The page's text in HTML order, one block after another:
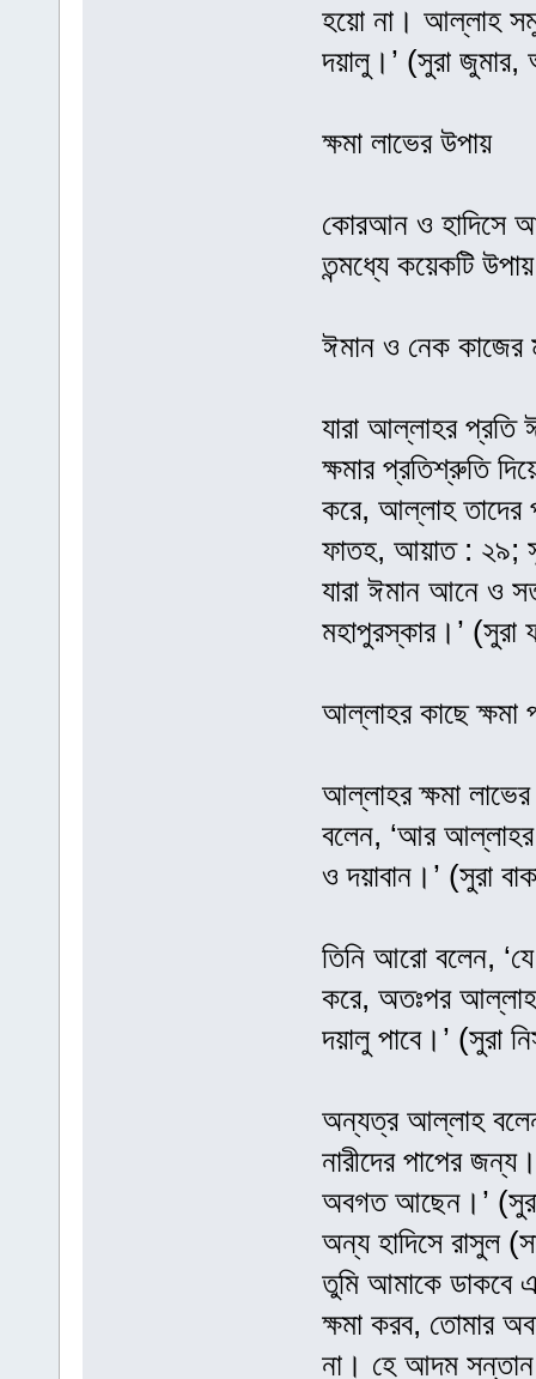
হয়ো না। আল্লাহ
দয়ালু।’ (সুরা
ক্ষমা লাভের উপায়
কোরআন ও হাদিসে
তন্মধ্যে কয়েকটি
ঈমান ও নেক কাজের
যারা আল্লাহর
ক্ষমার প্রতিশ্রুতি
করে, আল্লাহ তাদের
ফাতহ, আয়াত : ২৯;
যারা ঈমান আনে ও
মহাপুরস্কার।’
আল্লাহর কাছে ক্ষমা
আল্লাহর ক্ষমা
বলেন, ‘আর আল্লাহর
ও দয়াবান।’ (সুরা
তিনি আরো বলেন,
করে, অতঃপর
দয়ালু পাবে।’ (সুরা
অন্যত্র আল্লাহ
নারীদের পাপের
অবগত আছেন।’
অন্য হাদিসে রাসুল
তুমি আমাকে ডাকবে
ক্ষমা করব, তোমার
না। হে আদম